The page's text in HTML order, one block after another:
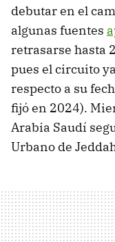
debutar en el
algunas fuentes
retrasarse hasta
pues el circuito
respecto a su
fijó en 2024).
Arabia Saudí
Urbano de